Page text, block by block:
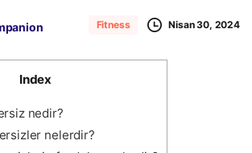
Fitness Nisan 30, 2024
Index
nedir?
nelerdir?